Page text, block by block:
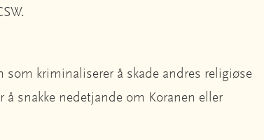
som kriminaliserer å skade andres religiøse
snakke nedetjande om Koranen eller